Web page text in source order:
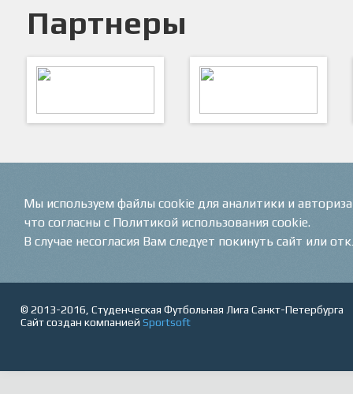
Партнеры
© 2013-2016, Студенческая Футбольная Лига Санкт-Петербурга
Сайт создан компанией Sportsoft
Мы используем файлы cookie для аналитики и
что согласны с Политикой использования cookie.
В случае несогласия Вам следует покинуть сайт или